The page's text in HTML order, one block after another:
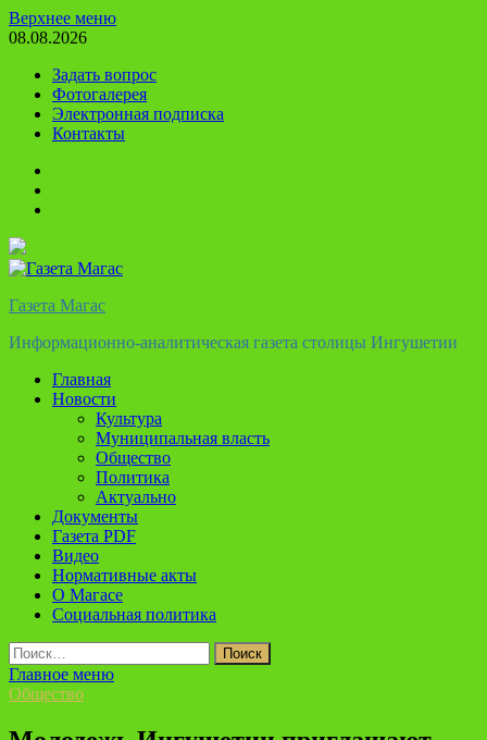
Перейти
к
Верхнее меню
08.08.2026
Задать вопрос
Фотогалерея
Электронная подписка
Контакты
Газета Магас
Информационно-аналитическая газета столицы Ингушетии
Главная
Новости
Культура
Муниципальная власть
Общество
Политика
Актуально
Документы
Газета PDF
Видео
Нормативные акты
О Магасе
Социальная политика
Найти:
Главное меню
Общество